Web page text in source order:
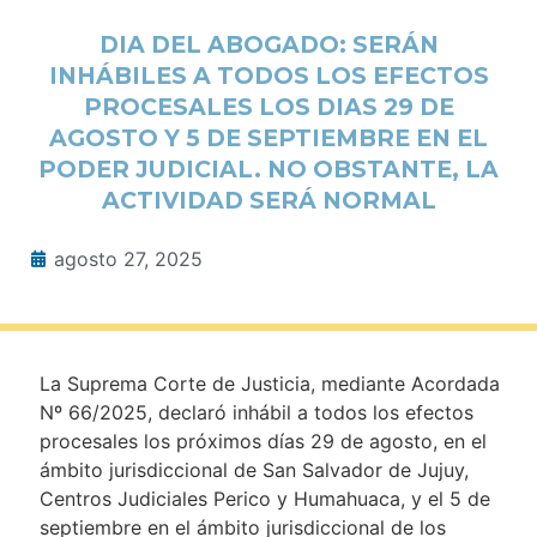
DIA DEL ABOGADO: SERÁN
INHÁBILES A TODOS LOS EFECTOS
PROCESALES LOS DIAS 29 DE
AGOSTO Y 5 DE SEPTIEMBRE EN EL
PODER JUDICIAL. NO OBSTANTE, LA
ACTIVIDAD SERÁ NORMAL
agosto 27, 2025
La Suprema Corte de Justicia, mediante Acordada
Nº 66/2025, declaró inhábil a todos los efectos
procesales los próximos días 29 de agosto, en el
ámbito jurisdiccional de San Salvador de Jujuy,
Centros Judiciales Perico y Humahuaca, y el 5 de
septiembre en el ámbito jurisdiccional de los